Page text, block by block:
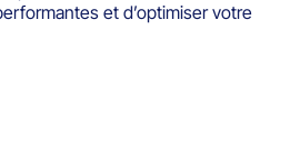
et d’optimiser votre